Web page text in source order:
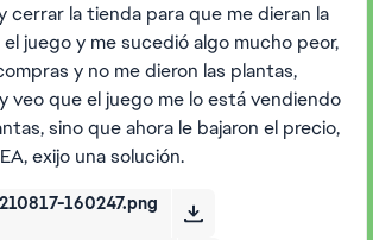
cerrar la tienda para que me dieran la
juego y me sucedió algo mucho peor,
y no me dieron las plantas,
veo que el juego me lo está vendiendo
sino que ahora le bajaron el precio,
exijo una solución.
160247.png